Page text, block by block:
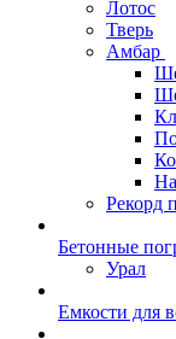
Лотос
Тверь
Амбар
Рекорд
Бетонные
Урал
Емкости для